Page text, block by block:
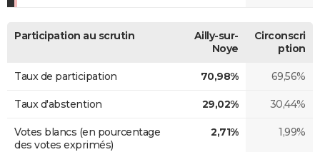
Participation au scrutin
Ailly-sur-
Noye
Circonscri
ption
Taux de participation 70,98% 69,56%
Taux d'abstention 29,02% 30,44%
Votes blancs (en pourcentage
des votes exprimés)
2,71% 1,99%